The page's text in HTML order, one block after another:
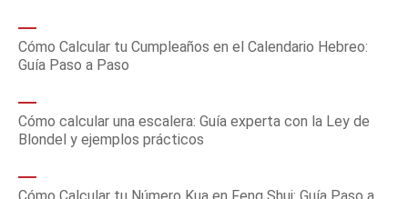
Cómo Calcular tu Cumpleaños en el Calendario Hebreo:
Guía Paso a Paso
Cómo calcular una escalera: Guía experta con la Ley de
Blondel y ejemplos prácticos